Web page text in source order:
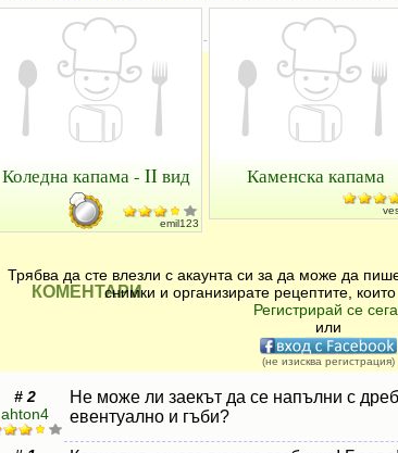
Коледна капама - II вид
emil123
Каменска капама
КОМЕНТАРИ
Трябва да сте влезли с акаунта си за да може да
снимки и организирате рецептите,
Регистрирай се
или
(не изисква регистрация)
# 2
ahton4
Не може ли заекът да се напълни с
евентуално и гъби?